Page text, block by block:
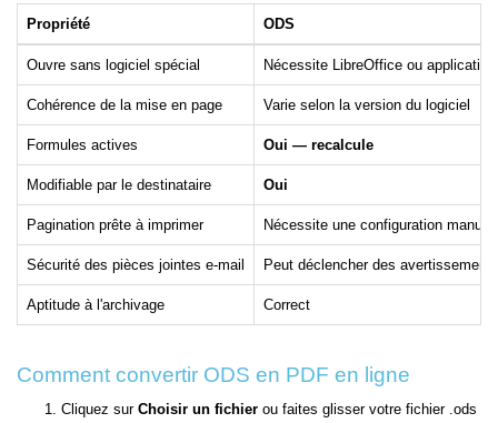
Propriété ODS
Ouvre sans logiciel spécial Nécessite LibreOffice ou
Cohérence de la mise en page Varie selon la version du logiciel
Formules actives Oui — recalcule
Modifiable par le destinataire Oui
Pagination prête à imprimer Nécessite une configuration
Sécurité des pièces jointes e-mail Peut déclencher des
Aptitude à l'archivage Correct
Comment convertir ODS en PDF en ligne
Cliquez sur Choisir un fichier ou faites glisser votre fichier .ods